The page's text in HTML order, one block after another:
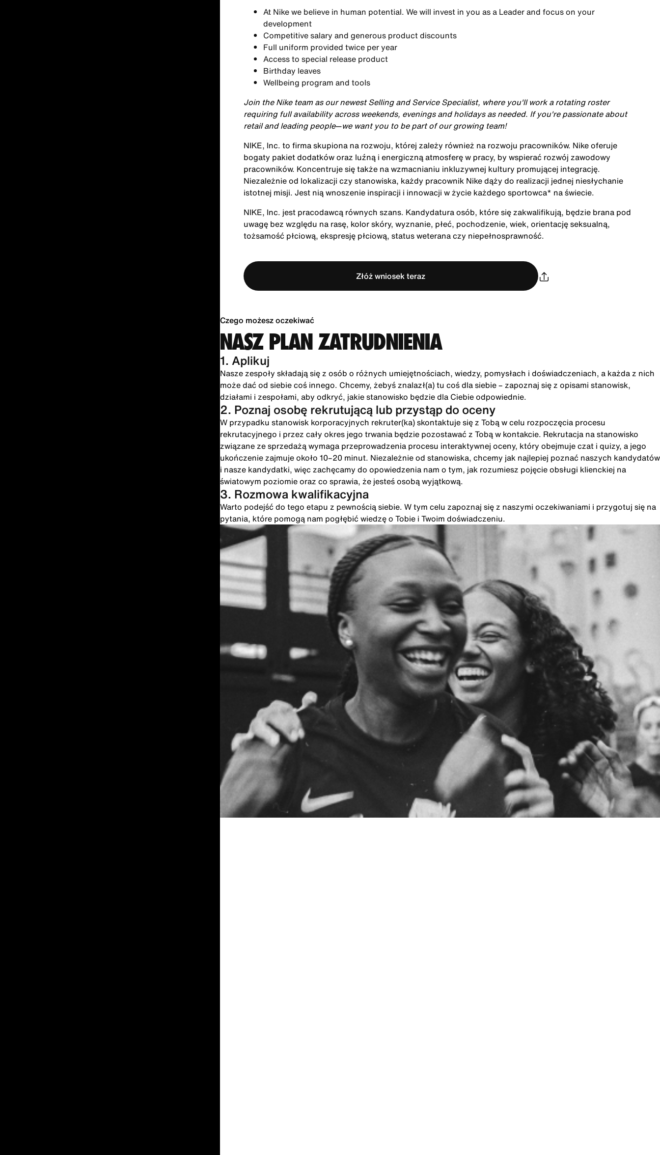
At Nike we believe in human potential. We will invest in you as a Leader and focus on your
development
Competitive salary and generous product discounts
Full uniform provided twice per year
Access to special release product
Birthday leaves
Wellbeing program and tools
Join the Nike team as our newest Selling and Service Specialist, where you'll work a rotating roster
requiring full availability across weekends, evenings and holidays as needed. If you're passionate about
retail and leading people—we want you to be part of our growing team!
NIKE, Inc. to firma skupiona na rozwoju, której zależy również na rozwoju pracowników. Nike oferuje
bogaty pakiet dodatków oraz luźną i energiczną atmosferę w pracy, by wspierać rozwój zawodowy
pracowników. Koncentruje się także na wzmacnianiu inkluzywnej kultury promującej integrację.
Niezależnie od lokalizacji czy stanowiska, każdy pracownik Nike dąży do realizacji jednej niesłychanie
istotnej misji. Jest nią wnoszenie inspiracji i innowacji w życie każdego sportowca* na świecie.
NIKE, Inc. jest pracodawcą równych szans. Kandydatura osób, które się zakwalifikują, będzie brana pod
uwagę bez względu na rasę, kolor skóry, wyznanie, płeć, pochodzenie, wiek, orientację seksualną,
tożsamość płciową, ekspresję płciową, status weterana czy niepełnosprawność.
Złóż wniosek teraz
Czego możesz oczekiwać
NASZ PLAN ZATRUDNIENIA
1. Aplikuj
Nasze zespoły składają się z osób o różnych umiejętnościach, wiedzy, pomysłach i doświadczeniach, a każda z nich
może dać od siebie coś innego. Chcemy, żebyś znalazł(a) tu coś dla siebie – zapoznaj się z opisami stanowisk,
działami i zespołami, aby odkryć, jakie stanowisko będzie dla Ciebie odpowiednie.
2. Poznaj osobę rekrutującą lub przystąp do oceny
W przypadku stanowisk korporacyjnych rekruter(ka) skontaktuje się z Tobą w celu rozpoczęcia procesu
rekrutacyjnego i przez cały okres jego trwania będzie pozostawać z Tobą w kontakcie. Rekrutacja na stanowisko
związane ze sprzedażą wymaga przeprowadzenia procesu interaktywnej oceny, który obejmuje czat i quizy, a jego
ukończenie zajmuje około 10–20 minut. Niezależnie od stanowiska, chcemy jak najlepiej poznać naszych kandydatów
i nasze kandydatki, więc zachęcamy do opowiedzenia nam o tym, jak rozumiesz pojęcie obsługi klienckiej na
światowym poziomie oraz co sprawia, że jesteś osobą wyjątkową.
3. Rozmowa kwalifikacyjna
Warto podejść do tego etapu z pewnością siebie. W tym celu zapoznaj się z naszymi oczekiwaniami i przygotuj się na
pytania, które pomogą nam pogłębić wiedzę o Tobie i Twoim doświadczeniu.